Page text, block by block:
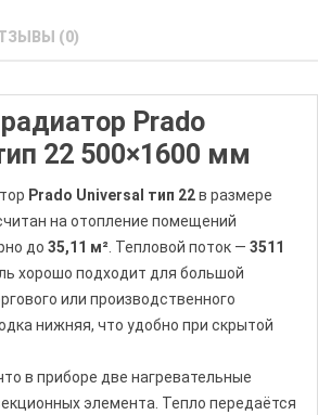
(0)
Prado
22 500×1600 мм
Prado Universal тип 22в размере
на отопление помещений
до 35,11 м² . Тепловой поток — 3511
хорошо подходит для большой
или производственного
нижняя, что удобно при скрытой
в приборе две нагревательные
элемента. Тепло передаётся